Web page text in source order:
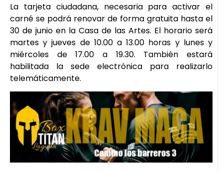
La tarjeta ciudadana, necesaria para activar el
carné se podrá renovar de forma gratuita hasta el
30 de junio en la Casa de las Artes. El horario será
martes y jueves de 10.00 a 13.00 horas y lunes y
miércoles de 17.00 a 19.30. También estará
habilitada la sede electrónica para realizarlo
telemáticamente.